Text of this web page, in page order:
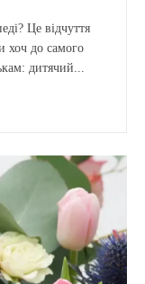
Це відчуття
хоч до самого
дитячий...